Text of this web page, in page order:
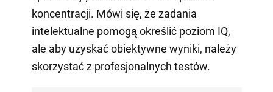
koncentracji. Mówi się, że zadania
intelektualne pomogą określić poziom IQ,
ale aby uzyskać obiektywne wyniki, należy
skorzystać z profesjonalnych testów.